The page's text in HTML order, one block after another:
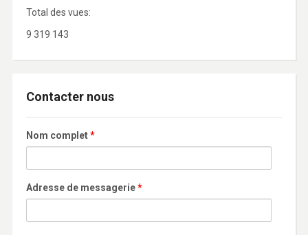
Total des vues:
9 319 143
Contacter nous
Nom complet*
Adresse de messagerie*